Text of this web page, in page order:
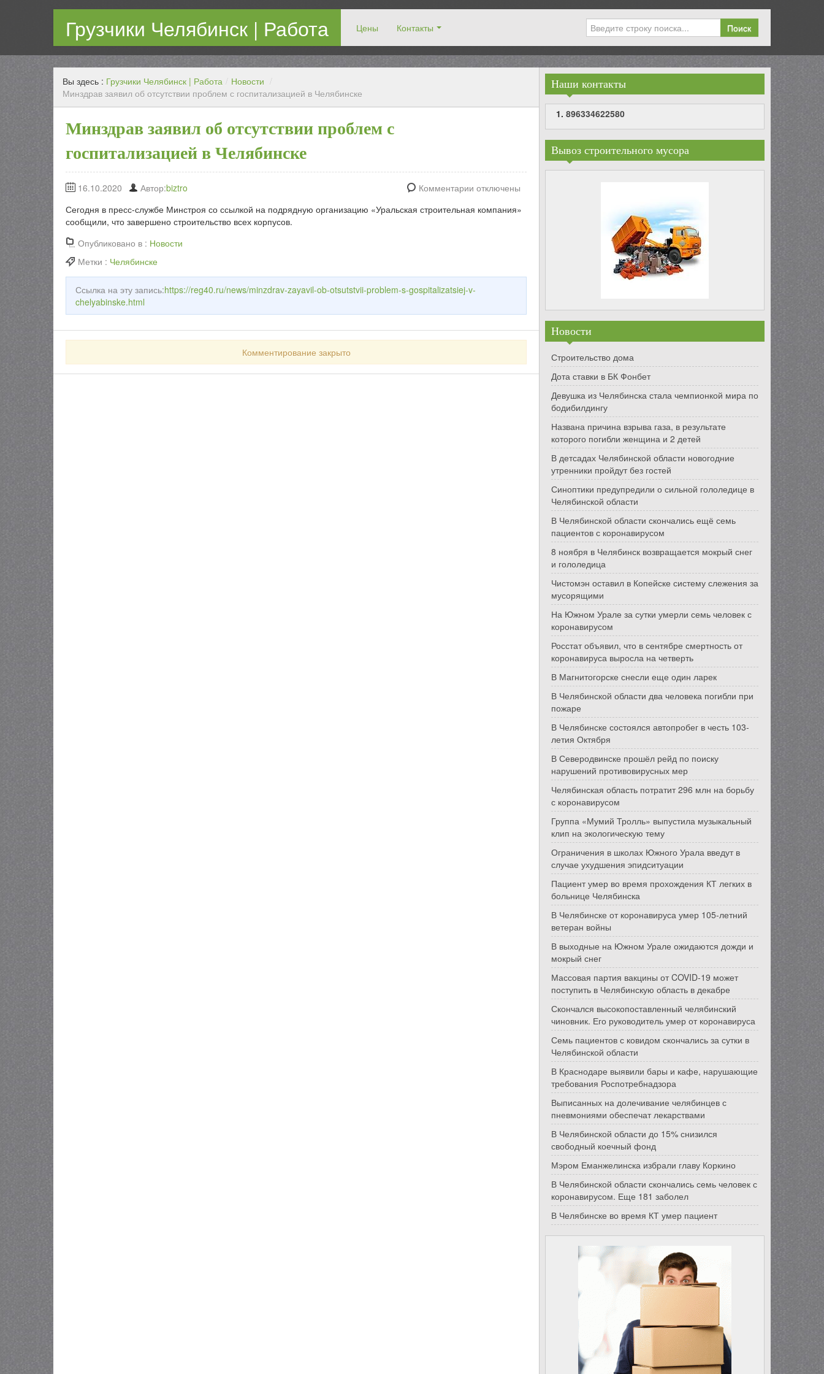
Грузчики Челябинск | Работа Цены Контакты Поиск
Работаем каждый день! Переезд любой сложности с грузчиками!
Вы здесь : Грузчики Челябинск | Работа / Новости /
Минздрав заявил об отсутствии проблем с госпитализацией в Челябинске
Минздрав заявил об отсутствии проблем с
госпитализацией в Челябинске
16.10.2020 Автор:biztro
Комментарии отключены
Сегодня в пресс-службе Минстроя со ссылкой на подрядную организацию «Уральская строительная компания»
сообщили, что завершено строительство всех корпусов.
Опубликовано в : Новости
Метки : Челябинске
Ссылка на эту запись:https://reg40.ru/news/minzdrav-zayavil-ob-otsutstvii-problem-s-gospitalizatsiej-v-
chelyabinske.html
Комментирование закрыто
Наши контакты
896334622580
Вывоз строительного мусора
Новости
Строительство дома
Дота ставки в БК Фонбет
Девушка из Челябинска стала чемпионкой мира по
бодибилдингу
Названа причина взрыва газа, в результате
которого погибли женщина и 2 детей
В детсадах Челябинской области новогодние
утренники пройдут без гостей
Синоптики предупредили о сильной гололедице в
Челябинской области
В Челябинской области скончались ещё семь
пациентов с коронавирусом
8 ноября в Челябинск возвращается мокрый снег
и гололедица
Чистомэн оставил в Копейске систему слежения за
мусорящими
На Южном Урале за сутки умерли семь человек с
коронавирусом
Росстат объявил, что в сентябре смертность от
коронавируса выросла на четверть
В Магнитогорске снесли еще один ларек
В Челябинской области два человека погибли при
пожаре
В Челябинске состоялся автопробег в честь 103-
летия Октября
В Северодвинске прошёл рейд по поиску
нарушений противовирусных мер
Челябинская область потратит 296 млн на борьбу
с коронавирусом
Группа «Мумий Тролль» выпустила музыкальный
клип на экологическую тему
Ограничения в школах Южного Урала введут в
случае ухудшения эпидситуации
Пациент умер во время прохождения КТ легких в
больнице Челябинска
В Челябинске от коронавируса умер 105-летний
ветеран войны
В выходные на Южном Урале ожидаются дожди и
мокрый снег
Массовая партия вакцины от COVID-19 может
поступить в Челябинскую область в декабре
Скончался высокопоставленный челябинский
чиновник. Его руководитель умер от коронавируса
Семь пациентов с ковидом скончались за сутки в
Челябинской области
В Краснодаре выявили бары и кафе, нарушающие
требования Роспотребнадзора
Выписанных на долечивание челябинцев с
пневмониями обеспечат лекарствами
В Челябинской области до 15% снизился
свободный коечный фонд
Мэром Еманжелинска избрали главу Коркино
В Челябинской области скончались семь человек с
коронавирусом. Еще 181 заболел
В Челябинске во время КТ умер пациент